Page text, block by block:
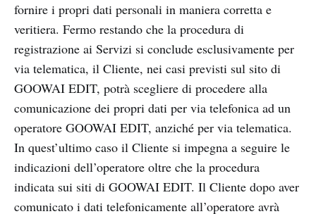
fornire i propri dati personali in maniera corretta e
veritiera. Fermo restando che la procedura di
registrazione ai Servizi si conclude esclusivamente per
via telematica, il Cliente, nei casi previsti sul sito di
GOOWAI EDIT, potrà scegliere di procedere alla
comunicazione dei propri dati per via telefonica ad un
operatore GOOWAI EDIT, anziché per via telematica.
In quest’ultimo caso il Cliente si impegna a seguire le
indicazioni dell’operatore oltre che la procedura
indicata sui siti di GOOWAI EDIT. Il Cliente dopo aver
comunicato i dati telefonicamente all’operatore avrà